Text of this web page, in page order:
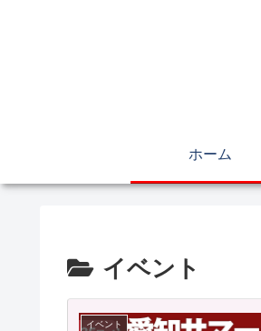
ホーム
イベント
イベント